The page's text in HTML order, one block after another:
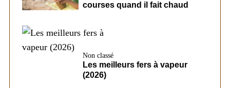
courses quand il fait chaud
Non classé
Les meilleurs fers à vapeur
(2026)